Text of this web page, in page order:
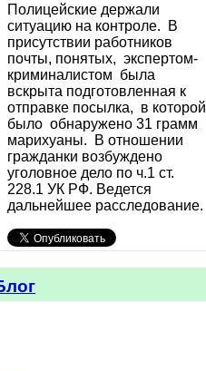
Полицейские держали
ситуацию на контроле. В
присутствии работников
почты, понятых, экспертом-
криминалистом была
вскрыта подготовленная к
отправке посылка, в которой
было обнаружено 31 грамм
марихуаны. В отношении
гражданки возбуждено
уголовное дело по ч.1 ст.
228.1 УК РФ. Ведется
дальнейшее расследование.